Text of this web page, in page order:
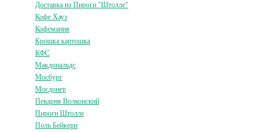
Доставка из Пироги "Штолле"
Кофе Хауз
Кофемания
Крошка картошка
КФС
Макдональдс
Мосбург
Мосдонер
Пекарня Волконский
Пироги Штолле
Поль Бейкери